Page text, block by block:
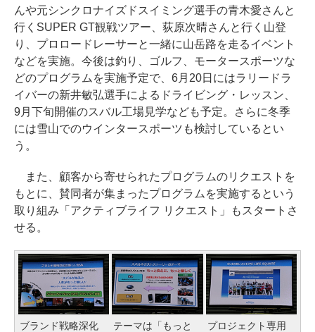
んや元シンクロナイズドスイミング選手の青木愛さんと
行くSUPER GT観戦ツアー、荻原次晴さんと行く山登
り、プロロードレーサーと一緒に山岳路を走るイベント
などを実施。今後は釣り、ゴルフ、モータースポーツな
どのプログラムを実施予定で、6月20日にはラリードラ
イバーの新井敏弘選手によるドライビング・レッスン、
9月下旬開催のスバル工場見学なども予定。さらに冬季
には雪山でのウインタースポーツも検討しているとい
う。
また、顧客から寄せられたプログラムのリクエストを
もとに、賛同者が集まったプログラムを実施するという
取り組み「アクティブライフ リクエスト」もスタートさ
せる。
ブランド戦略深化
テーマは「もっと
プロジェクト専用